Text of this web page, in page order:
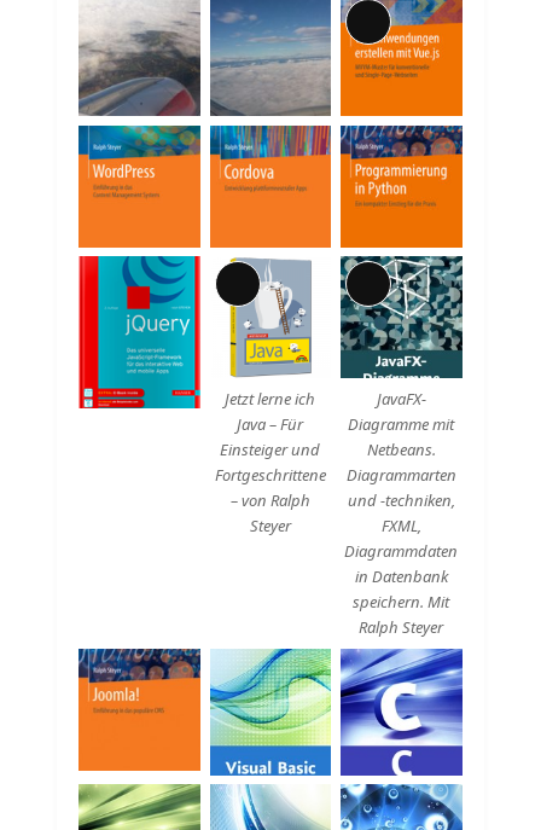
Lange
Beschreibung
Lange
Beschreibung
Jetzt lerne ich
Java – Für
Einsteiger und
Fortgeschrittene
– von Ralph
Steyer
Lange
Beschreibung
JavaFX-
Diagramme mit
Netbeans.
Diagrammarten
und -techniken,
FXML,
Diagrammdaten
in Datenbank
speichern. Mit
Ralph Steyer